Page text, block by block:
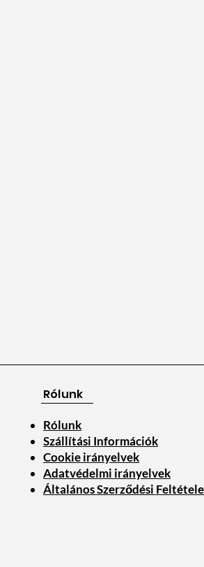
Rólunk
Rólunk
Szállítási Információk
Cookie irányelvek
Adatvédelmi irányelvek
Általános Szerződési